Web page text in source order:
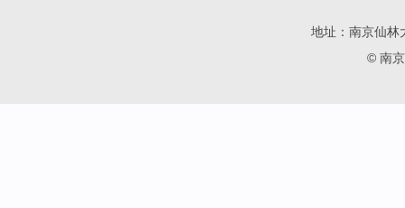
地址：南京仙林
© 南